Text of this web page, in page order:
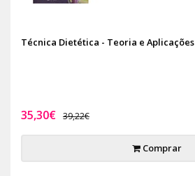
Técnica Dietética - Teoria e Aplicações
35,30€ 39,22€
Comprar